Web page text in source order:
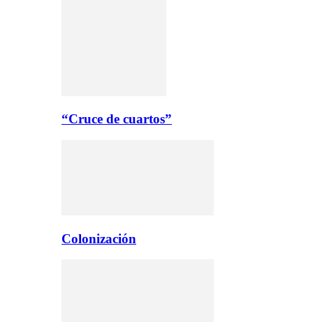
“Cruce de cuartos”
Colonización